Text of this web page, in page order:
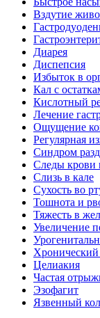
Вздутие
Диарея
Диспепсия
Избыток в
Кал с
Кислотный
Лечение
Ощущение
Регулярная
Синдром
Следы крови
Слизь в кале
Сухость во
Тошнота и
Тяжесть в
Увеличение
Хронический
Целиакия
Частая
Эзофагит
Язвенный